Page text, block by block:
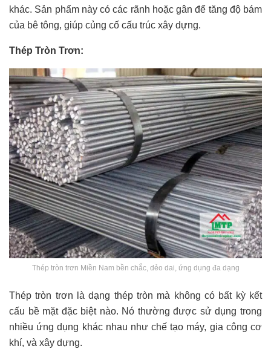
khác. Sản phẩm này có các rãnh hoặc gân để tăng độ bám
của bê tông, giúp củng cố cấu trúc xây dựng.
Thép Tròn Trơn:
Thép tròn trơn Miền Nam bền chắc, dẻo dai, ứng dụng đa dạng
Thép tròn trơn là dạng thép tròn mà không có bất kỳ kết
cấu bề mặt đặc biệt nào. Nó thường được sử dụng trong
nhiều ứng dụng khác nhau như chế tạo máy, gia công cơ
khí, và xây dựng.